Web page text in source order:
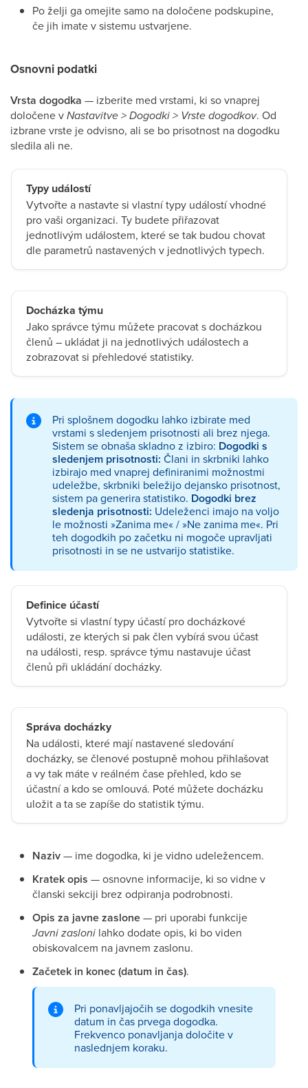
Po želji ga omejite samo na določene podskupine,
če jih imate v sistemu ustvarjene.
Osnovni podatki
Vrsta dogodka — izberite med vrstami, ki so vnaprej
določene vNastavitve > Dogodki > Vrste dogodkov. Od
izbrane vrste je odvisno, ali se bo prisotnost na dogodku
sledila ali ne.
Typy událostí
Vytvořte a nastavte si vlastní typy událostí vhodné
pro vaši organizaci. Ty budete přiřazovat
jednotlivým událostem, které se tak budou chovat
dle parametrů nastavených v jednotlivých typech.
Docházka týmu
Jako správce týmu můžete pracovat s docházkou
členů – ukládat ji na jednotlivých událostech a
zobrazovat si přehledové statistiky.
Pri splošnem dogodku lahko izbirate med
vrstami s sledenjem prisotnosti ali brez njega.
Sistem se obnaša skladno z izbiro: Dogodki s
sledenjem prisotnosti: Člani in skrbniki lahko
izbirajo med vnaprej definiranimi možnostmi
udeležbe, skrbniki beležijo dejansko prisotnost,
sistem pa generira statistiko. Dogodki brez
sledenja prisotnosti: Udeleženci imajo na voljo
le možnosti »Zanima me« / »Ne zanima me«. Pri
teh dogodkih po začetku ni mogoče upravljati
prisotnosti in se ne ustvarijo statistike.
Definice účastí
Vytvořte si vlastní typy účastí pro docházkové
události, ze kterých si pak člen vybírá svou účast
na události, resp. správce týmu nastavuje účast
členů při ukládání docházky.
Správa docházky
Na události, které mají nastavené sledování
docházky, se členové postupně mohou přihlašovat
a vy tak máte v reálném čase přehled, kdo se
účastní a kdo se omlouvá. Poté můžete docházku
uložit a ta se zapíše do statistik týmu.
Naziv— ime dogodka, ki je vidno udeležencem.
Kratek opis — osnovne informacije, ki so vidne v
članski sekciji brez odpiranja podrobnosti.
Opis za javne zaslone— pri uporabi funkcije
Javni zasloni lahko dodate opis, ki bo viden
obiskovalcem na javnem zaslonu.
Začetek in konec (datum in čas).
Pri ponavljajočih se dogodkih vnesite
datum in čas prvega dogodka.
Frekvenco ponavljanja določite v
naslednjem koraku.